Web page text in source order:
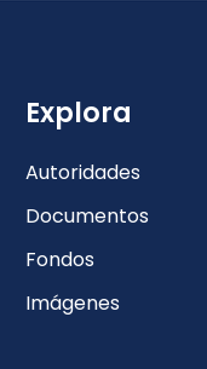
Explora
Autoridades
Documentos
Fondos
Imágenes